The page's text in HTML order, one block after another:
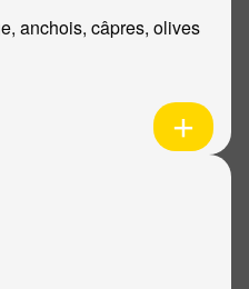
anchois, câpres, olives